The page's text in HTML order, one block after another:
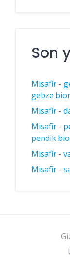
Son
Misafir -
gebze
Misafir -
Misafir -
pendik
Misafir -
Misafir -